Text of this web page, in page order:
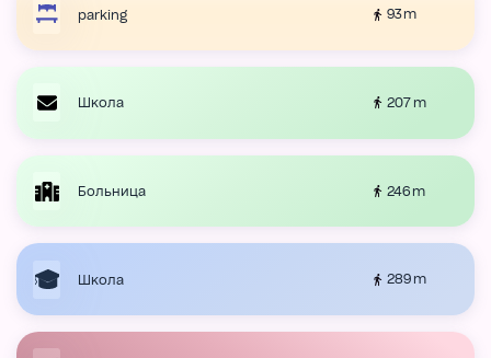
parking 93 m
Школа 207 m
Больница 246 m
Школа 289 m